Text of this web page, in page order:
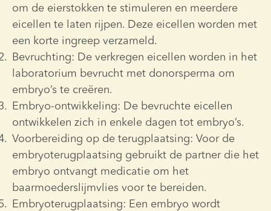
om de eierstokken te stimuleren en meerdere
eicellen te laten rijpen. Deze eicellen worden met
een korte ingreep verzameld.
Bevruchting: De verkregen eicellen worden in het
laboratorium bevrucht met donorsperma om
embryo’s te creëren.
Embryo-ontwikkeling: De bevruchte eicellen
ontwikkelen zich in enkele dagen tot embryo’s.
Voorbereiding op de terugplaatsing: Voor de
embryoterugplaatsing gebruikt de partner die het
embryo ontvangt medicatie om het
baarmoederslijmvlies voor te bereiden.
Embryoterugplaatsing: Een embryo wordt